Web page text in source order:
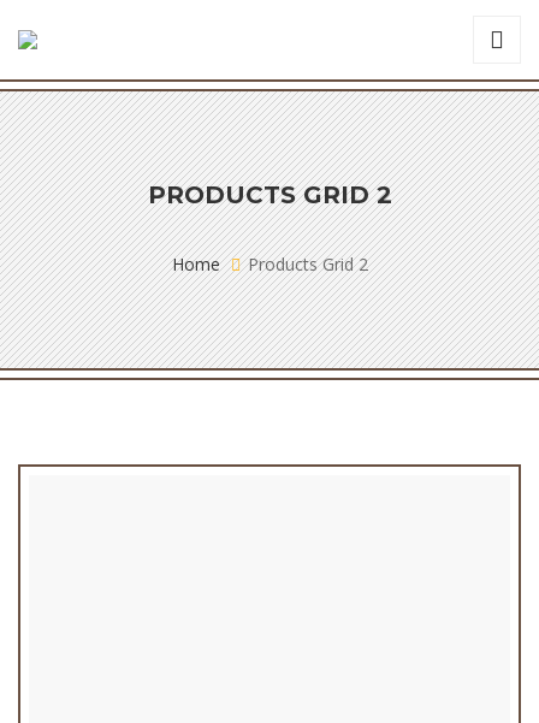
PRODUCTS GRID 2
Home Products Grid 2